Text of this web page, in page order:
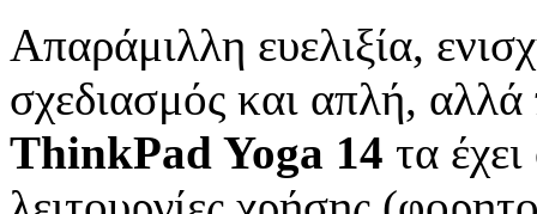
Απαράμιλλη ευελιξία,
σχεδιασμός και απλή,
ThinkPad Yoga 14 τα